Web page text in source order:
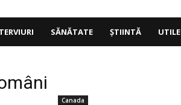
SĂNĂTATE ȘTIINTĂ UTILE
Canada